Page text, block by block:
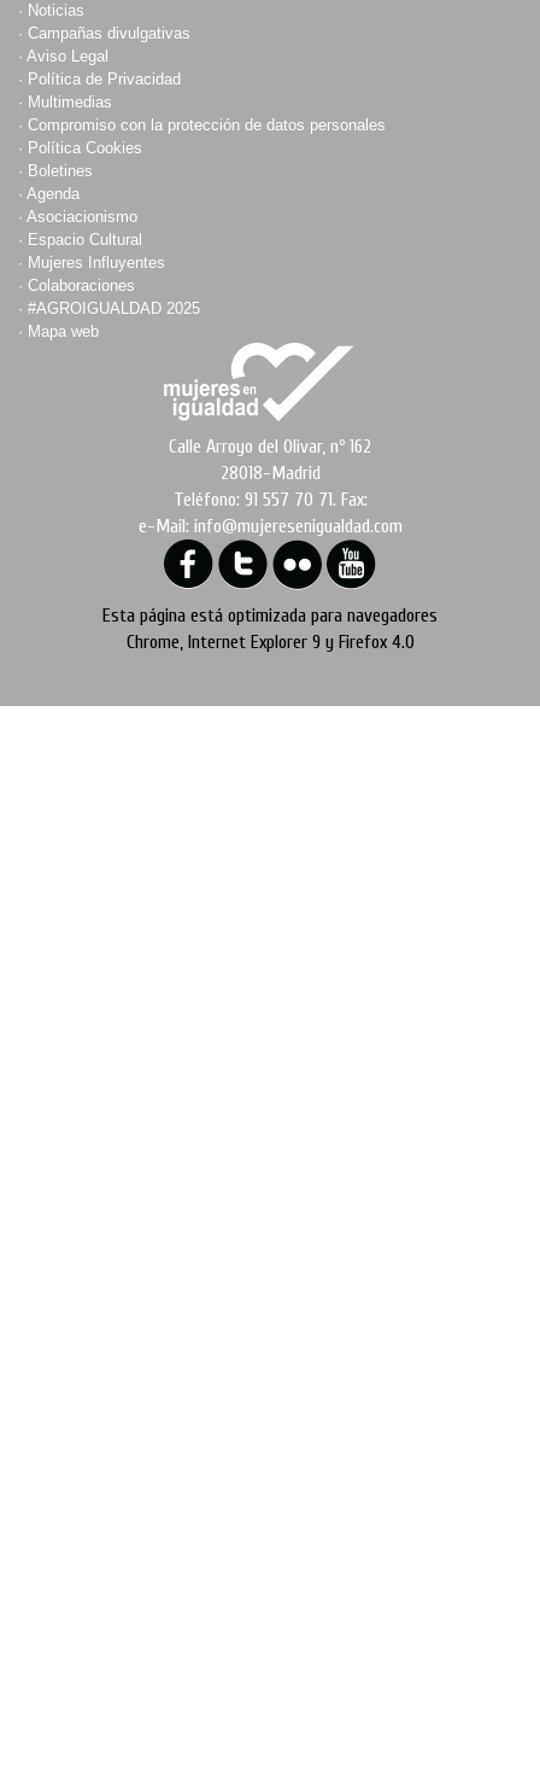
· Noticias
· Campañas divulgativas
· Aviso Legal
· Política de Privacidad
· Multimedias
· Compromiso con la protección de datos personales
· Política Cookies
· Boletines
· Agenda
· Asociacionismo
· Espacio Cultural
· Mujeres Influyentes
· Colaboraciones
· #AGROIGUALDAD 2025
· Mapa web
Calle Arroyo del Olivar, nº 162
28018-Madrid
Teléfono: 91 557 70 71. Fax:
e-Mail: info@mujeresenigualdad.com
Esta página está optimizada para navegadores
Chrome, Internet Explorer 9 y Firefox 4.0